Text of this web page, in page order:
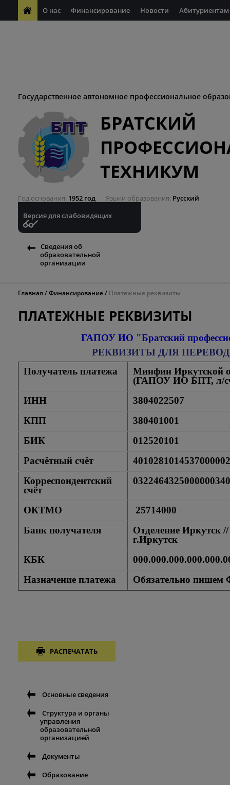
О нас Финансирование Новости Абитуриентам
Государственное автономное профессиональное
БРАТСКИЙ
ТЕХНИКУМ
Год основания 1952 год Языки образования Русский
Версия для слабовидящих
Сведения об
образовательной
организации
Главная Финансирование Платежные реквизиты
ПЛАТЕЖНЫЕ РЕКВИЗИТЫ
ГАПОУ ИО "Братский
РЕКВИЗИТЫ ДЛЯ
Получатель платежа
Минфин Иркутской
(ГАПОУ ИО БПТ, л/
ИНН
3804022507
КПП
380401001
БИК
012520101
Расчётный счёт
Корреспондентский
счёт
ОКТМО
25714000
Банк получателя
Отделение Иркутск
г.Иркутск
КБК
Назначение платежа
Обязательно
РАСПЕЧАТАТЬ
Основные сведения
Структура и органы
управления
образовательной
организацией
Документы
Образование